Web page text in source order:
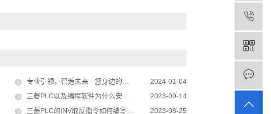
专业引领，智造未来 - 您身边的三菱PLC代理商
2024-01-04
三菱PLC以及编程软件为什么安装不成功？
2023-09-14
三菱PLC的INV取反指令如何编写？,三菱plc取反指令的用法 2023-08-25